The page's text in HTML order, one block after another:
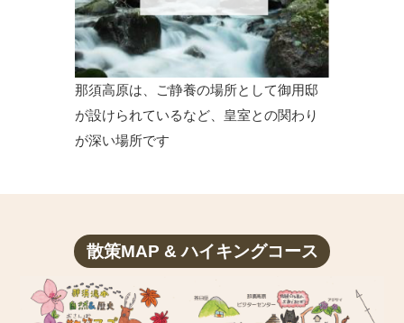
那須高原は、ご静養の場所として御用邸
が設けられているなど、皇室との関わり
が深い場所です
散策MAP & ハイキングコース